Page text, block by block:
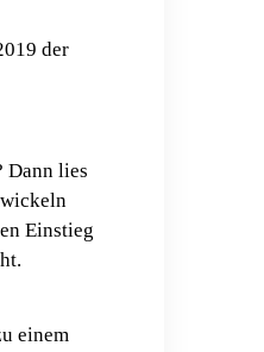
der
Dann lies
Einstieg
einem